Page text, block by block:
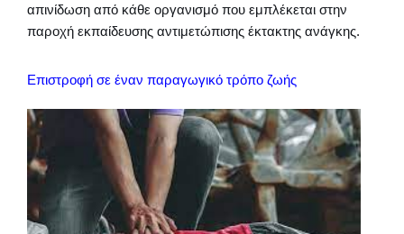
απινίδωση από κάθε οργανισμό που εμπλέκεται στην
παροχή εκπαίδευσης αντιμετώπισης έκτακτης ανάγκης.
Επιστροφή σε έναν παραγωγικό τρόπο ζωής